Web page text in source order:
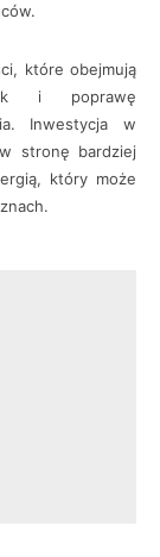
które obejmują
i poprawę
Inwestycja w
stronę bardziej
który może